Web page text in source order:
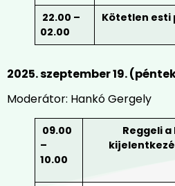
22.00 –
02.00
Kötetlen esti
2025. szeptember 19.
Moderátor: Hankó Gergely
09.00
–
10.00
Reggeli